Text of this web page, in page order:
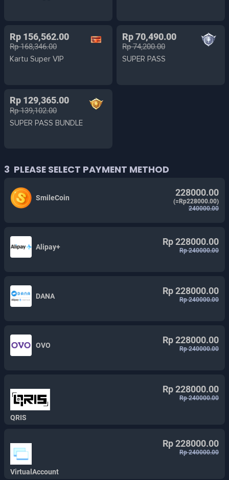
Rp 156,562.00
Rp 168,346.00
Kartu Super VIP
Rp 70,490.00
Rp 74,200.00
SUPER PASS
Rp 129,365.00
Rp 139,102.00
SUPER PASS BUNDLE
3 PLEASE SELECT PAYMENT METHOD
SmileCoin 228000.00
(=Rp228000.00)
240000.00
Alipay+ Rp 228000.00
Rp 240000.00
DANA Rp 228000.00
Rp 240000.00
OVO Rp 228000.00
Rp 240000.00
QRIS
Rp 228000.00
Rp 240000.00
VirtualAccount
Rp 228000.00
Rp 240000.00